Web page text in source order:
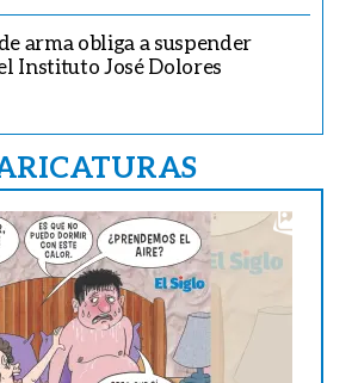
arma obliga a suspender
Instituto José Dolores